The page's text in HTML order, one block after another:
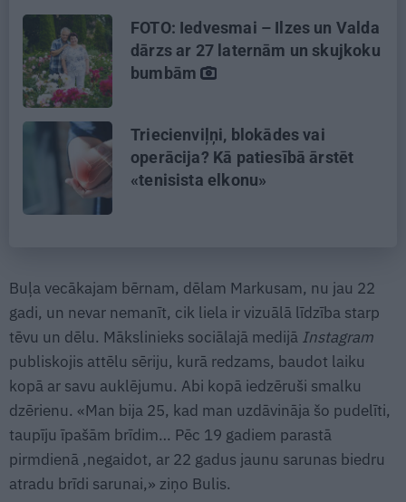
FOTO: Iedvesmai – Ilzes un Valda
dārzs ar 27 laternām un skujkoku
bumbām
Triecienviļņi, blokādes vai
operācija? Kā patiesībā ārstēt
«tenisista elkonu»
Buļa vecākajam bērnam, dēlam Markusam, nu jau 22
gadi, un nevar nemanīt, cik liela ir vizuālā līdzība starp
tēvu un dēlu. Mākslinieks sociālajā medijā Instagram
publiskojis attēlu sēriju, kurā redzams, baudot laiku
kopā ar savu auklējumu. Abi kopā iedzēruši smalku
dzērienu. «Man bija 25, kad man uzdāvināja šo pudelīti,
taupīju īpašām brīdim… Pēc 19 gadiem parastā
pirmdienā ,negaidot, ar 22 gadus jaunu sarunas biedru
atradu brīdi sarunai,» ziņo Bulis.